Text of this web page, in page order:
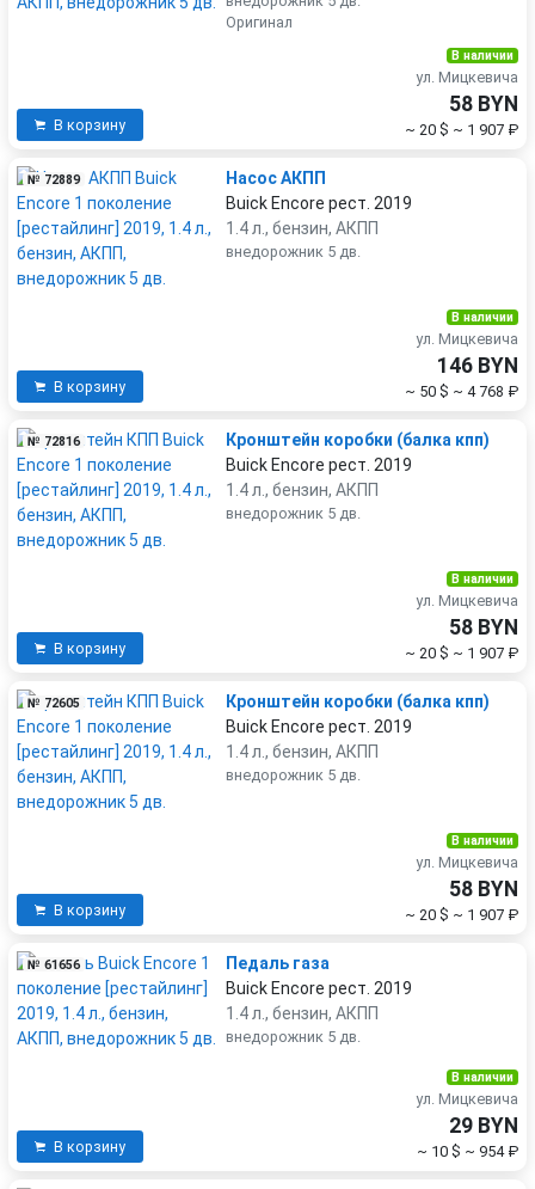
Оригинал
В корзину
В наличии
ул. Мицкевича
58 BYN
~ 20 $ ~ 1 907 ₽
№ 72889
Насос АКПП
Buick Encore рест. 2019
1.4 л., бензин, АКПП
внедорожник 5 дв.
В корзину
В наличии
ул. Мицкевича
146 BYN
~ 50 $ ~ 4 768 ₽
№ 72816
Кронштейн коробки (балка кпп)
Buick Encore рест. 2019
1.4 л., бензин, АКПП
внедорожник 5 дв.
В корзину
В наличии
ул. Мицкевича
58 BYN
~ 20 $ ~ 1 907 ₽
№ 72605
Кронштейн коробки (балка кпп)
Buick Encore рест. 2019
1.4 л., бензин, АКПП
внедорожник 5 дв.
В корзину
В наличии
ул. Мицкевича
58 BYN
~ 20 $ ~ 1 907 ₽
№ 61656
Педаль газа
Buick Encore рест. 2019
1.4 л., бензин, АКПП
внедорожник 5 дв.
В корзину
В наличии
ул. Мицкевича
29 BYN
~ 10 $ ~ 954 ₽